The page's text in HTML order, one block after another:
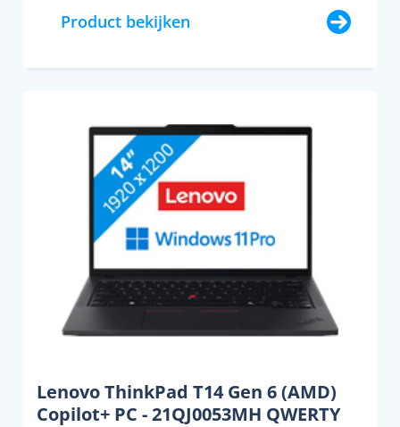
Product bekijken
Lenovo ThinkPad T14 Gen 6 (AMD)
Copilot+ PC - 21QJ0053MH QWERTY